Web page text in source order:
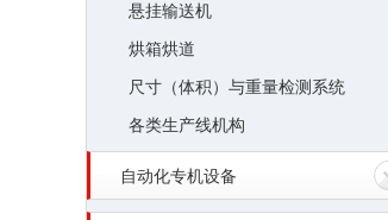
悬挂输送机
烘箱烘道
尺寸（体积）与重量检测系统
各类生产线机构
自动化专机设备